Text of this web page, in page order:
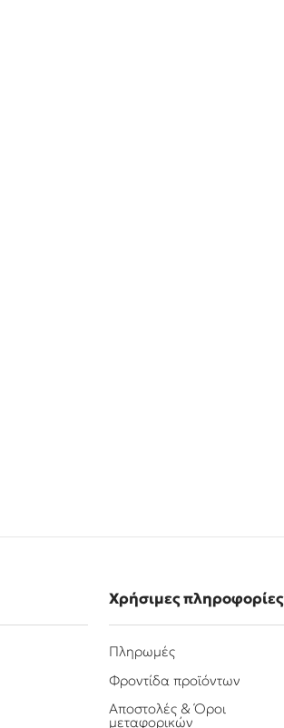
Χρήσιμες πληροφορίες
Πληρωμές
Φροντίδα προϊόντων
Αποστολές & Όροι
μεταφορικών